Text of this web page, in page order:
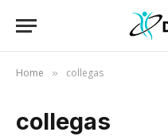
Home » collegas
collegas